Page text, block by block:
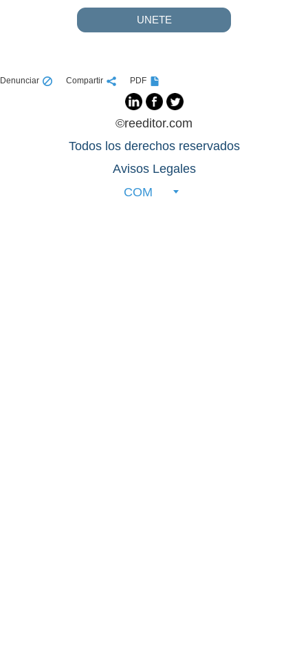
UNETE
Denunciar Compartir PDF
©reeditor.com
Todos los derechos reservados
Avisos Legales